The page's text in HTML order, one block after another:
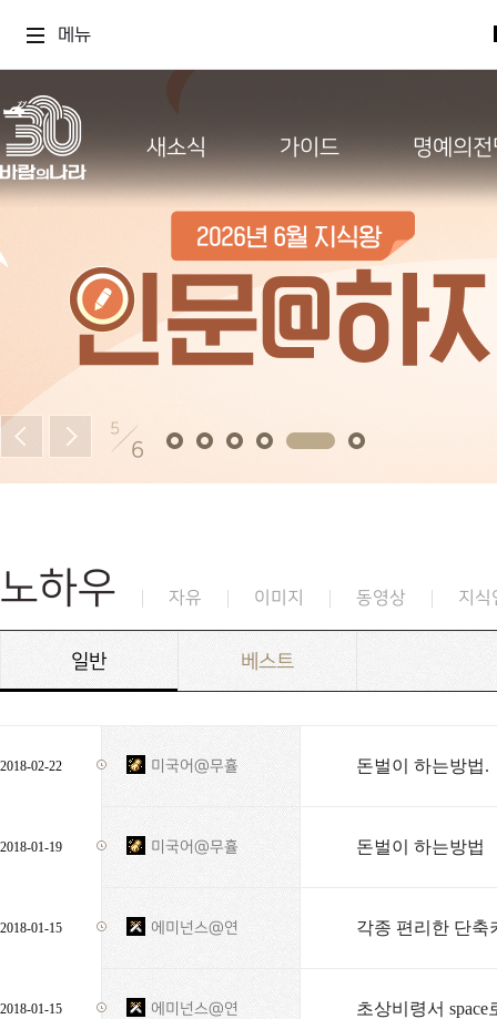
메뉴
새소식 가이드 명예의
5
6
노하우 자유 이미지 동영상 지식
일반 베스트
2018-02-22 미국어@무휼 돈벌이 하는방법.
2018-01-19 미국어@무휼 돈벌이 하는방법
2018-01-15 에미넌스@연 각종 편리한 단축
2018-01-15 에미넌스@연 초상비령서 space